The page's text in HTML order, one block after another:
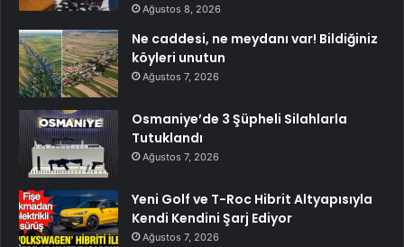
Ağustos 8, 2026
Ne caddesi, ne meydanı var! Bildiğiniz
köyleri unutun
Ağustos 7, 2026
Osmaniye’de 3 Şüpheli Silahlarla
Tutuklandı
Ağustos 7, 2026
Yeni Golf ve T-Roc Hibrit Altyapısıyla
Kendi Kendini Şarj Ediyor
Ağustos 7, 2026